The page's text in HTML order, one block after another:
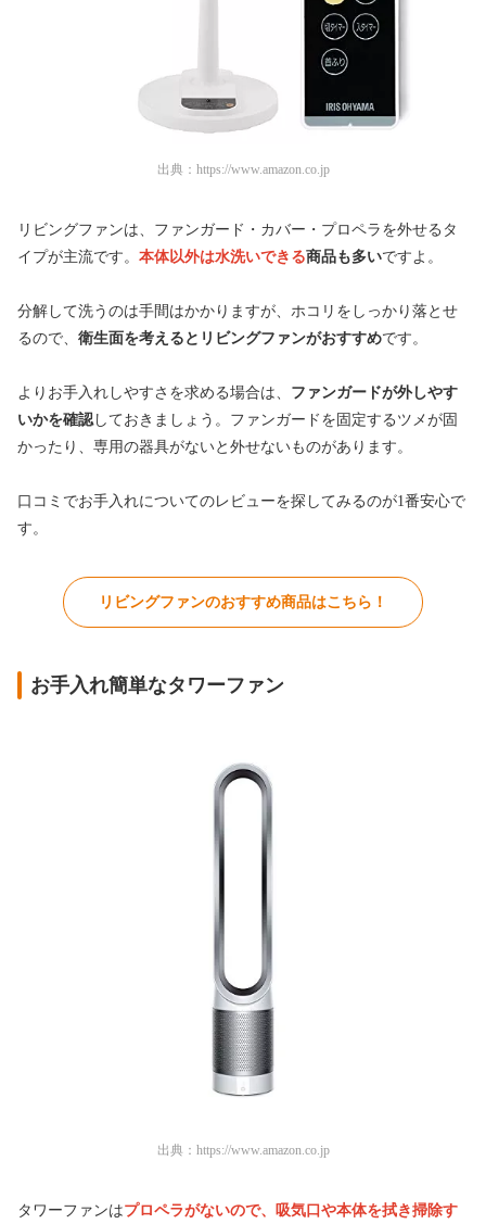
出典： https://www.amazon.co.jp
リビングファンは、ファンガード・カバー・プロペラを外せるタ
イプが主流です。 本体以外は水洗いできる商品も多いですよ。
分解して洗うのは手間はかかりますが、ホコリをしっかり落とせ
るので、 衛生面を考えるとリビングファンがおすすめです。
よりお手入れしやすさを求める場合は、 ファンガードが外しやす
いかを確認 しておきましょう。ファンガードを固定するツメが固
かったり、専用の器具がないと外せないものがあります。
口コミでお手入れについてのレビューを探してみるのが1番安心で
す。
リビングファンのおすすめ商品はこちら！
お手入れ簡単なタワーファン
出典： https://www.amazon.co.jp
タワーファンはプロペラがないので、吸気口や本体を拭き掃除す